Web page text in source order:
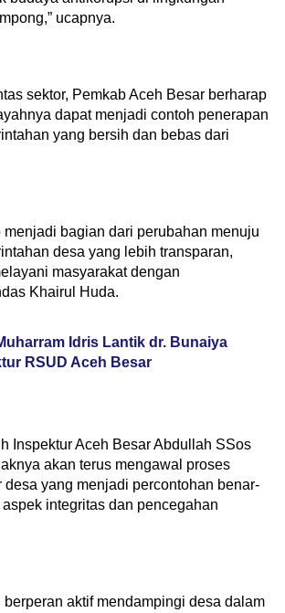
ucapnya.
sektor, Pemkab Aceh Besar berharap
dapat menjadi contoh penerapan
yang bersih dan bebas dari
menjadi bagian dari perubahan menuju
desa yang lebih transparan,
masyarakat dengan
Khairul Huda.
Idris Lantik dr. Bunaiya
RSUD Aceh Besar
Inspektur Aceh Besar Abdullah SSos
akan terus mengawal proses
yang menjadi percontohan benar-
integritas dan pencegahan
berperan aktif mendampingi desa dalam